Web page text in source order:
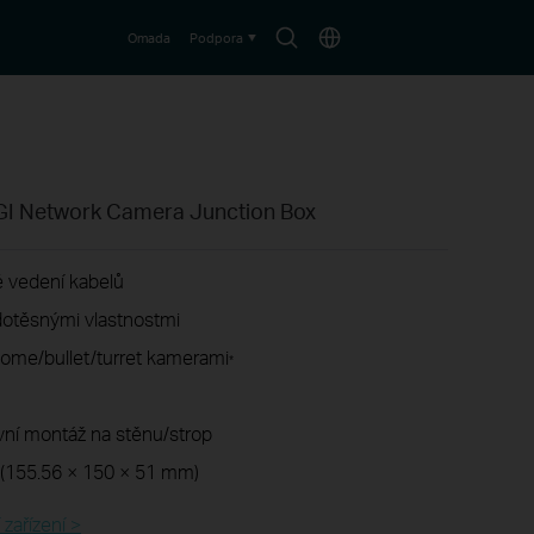
SearchChoose
Omada Podpora
Network Camera Junction Box
vedení kabelů
vlastnostmi
bullet/turret kamerami*
montáž na stěnu/strop
× 150 × 51 mm)
>​